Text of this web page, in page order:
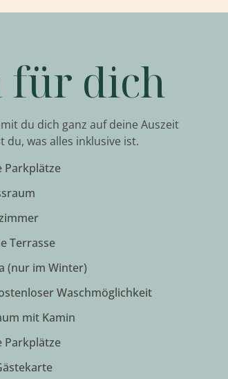
dich
du dich ganz auf deine Auszeit
was alles inklusive ist.
Parkplätze
Terrasse
(nur im Winter)
Waschmöglichkeit
mit Kamin
Parkplätze